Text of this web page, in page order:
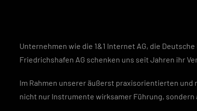
Unternehmen wie die 1&1 Internet AG, die
Friedrichshafen AG schenken uns seit Jahren ihr
Im Rahmen unserer äußerst praxisorientierten
nicht nur Instrumente wirksamer Führung,